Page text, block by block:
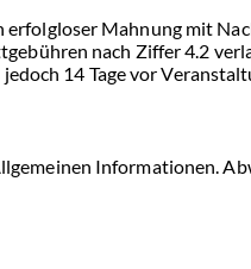
erfolgloser Mahnung mit
nach Ziffer 4.2
14 Tage vor
Informationen.